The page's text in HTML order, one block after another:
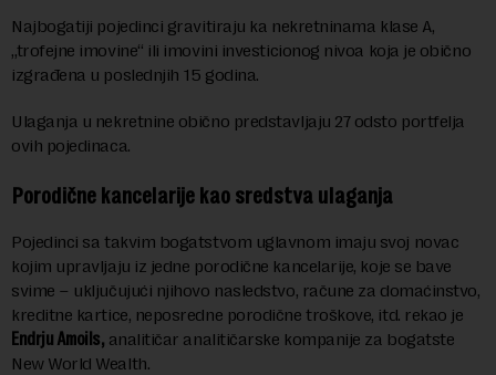
Najbogatiji pojedinci gravitiraju ka nekretninama klase A,
„trofejne imovine“ ili imovini investicionog nivoa koja je obično
izgrađena u poslednjih 15 godina.
Ulaganja u nekretnine obično predstavljaju 27 odsto portfelja
ovih pojedinaca.
Porodične kancelarije kao sredstva ulaganja
Pojedinci sa takvim bogatstvom uglavnom imaju svoj novac
kojim upravljaju iz jedne porodične kancelarije, koje se bave
svime – uključujući njihovo nasledstvo, račune za domaćinstvo,
kreditne kartice, neposredne porodične troškove, itd. rekao je
Endrju Amoils, analitičar analitičarske kompanije za bogatste
New World Wealth.